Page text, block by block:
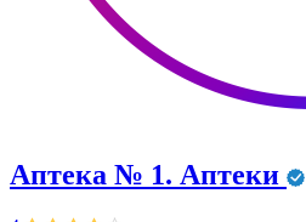
Аптека № 1. Аптеки